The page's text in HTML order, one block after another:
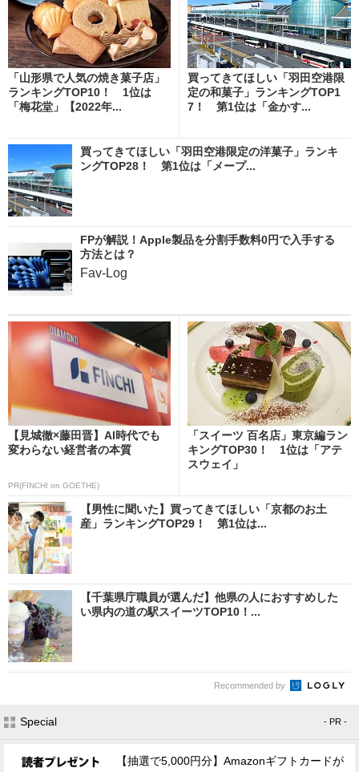
「山形県で人気の焼き菓子店」
ランキングTOP10！ 1位は
「梅花堂」【2022年...
買ってきてほしい「羽田空港限
定の和菓子」ランキングTOP1
7！ 第1位は「金かす...
買ってきてほしい「羽田空港限定の洋菓子」ランキ
ングTOP28！ 第1位は「メープ...
FPが解説！Apple製品を分割手数料0円で入手する
方法とは？
Fav-Log
【見城徹×藤田晋】AI時代でも
変わらない経営者の本質
PR(FINCHI on GOETHE)
「スイーツ 百名店」東京編ラン
キングTOP30！ 1位は「アテ
スウェイ」
【男性に聞いた】買ってきてほしい「京都のお土
産」ランキングTOP29！ 第1位は...
【千葉県庁職員が選んだ】他県の人におすすめした
い県内の道の駅スイーツTOP10！...
Recommended by
Special - PR -
【抽選で5,000円分】Amazonギフトカードが